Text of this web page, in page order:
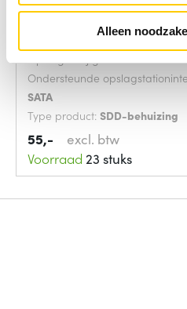
Alleen
ICY BOX IB-CR602M-
behuizing Zwart
Opslag schijfgrootte:M.2 inch
Ondersteunde
SATA
Type product: SDD-behuizing
55,-
excl. btw
Voorraad 23 stuks